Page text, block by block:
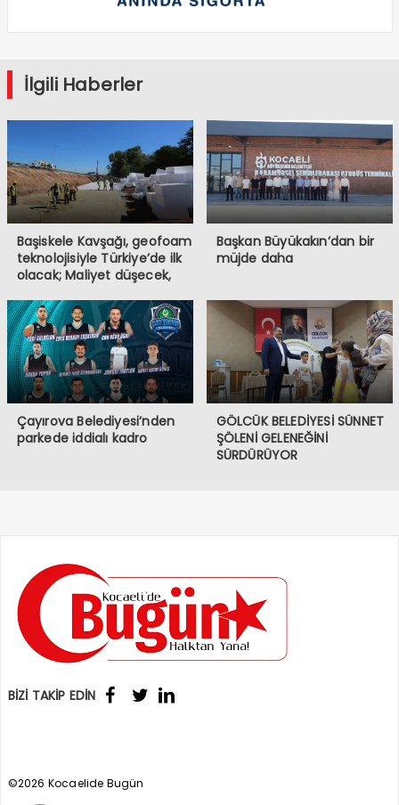
İlgili Haberler
Başiskele Kavşağı, geofoam
teknolojisiyle Türkiye’de ilk
olacak; Maliyet düşecek,
Başkan Büyükakın’dan bir
müjde daha
Çayırova Belediyesi’nden
parkede iddialı kadro
GÖLCÜK BELEDİYESİ SÜNNET
ŞÖLENİ GELENEĞİNİ
SÜRDÜRÜYOR
BİZİ TAKİP EDİN
©2026 Kocaelide Bugün